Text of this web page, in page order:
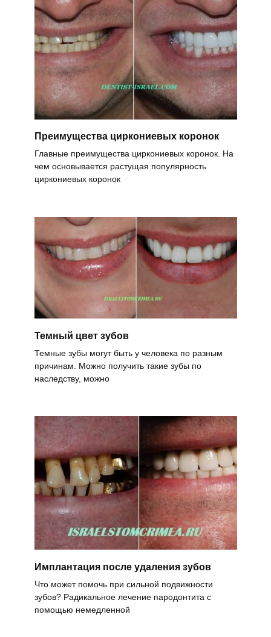
Преимущества циркониевых коронок
Главные преимущества циркониевых коронок. На
чем основывается растущая популярность
циркониевых коронок
Темный цвет зубов
Темные зубы могут быть у человека по разным
причинам. Можно получить такие зубы по
наследству, можно
Имплантация после удаления зубов
Что может помочь при сильной подвижности
зубов? Радикальное лечение пародонтита с
помощью немедленной